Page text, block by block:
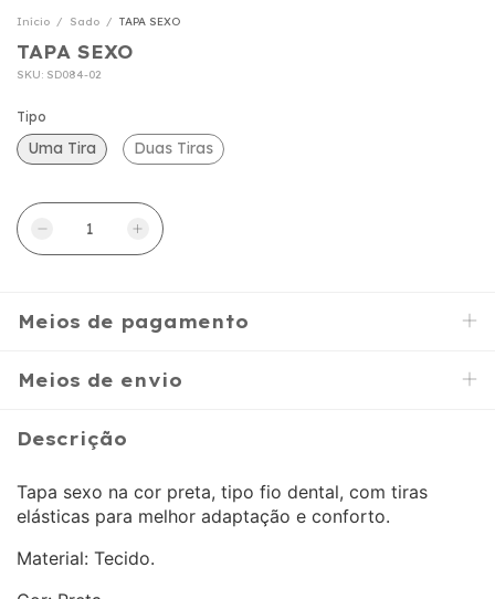
Início / Sado / TAPA SEXO
TAPA SEXO
SKU: SD084-02
Tipo
Uma Tira Duas Tiras
Meios de pagamento
Meios de envio
Descrição
Tapa sexo na cor preta, tipo fio dental, com tiras
elásticas para melhor adaptação e conforto.
Material: Tecido.